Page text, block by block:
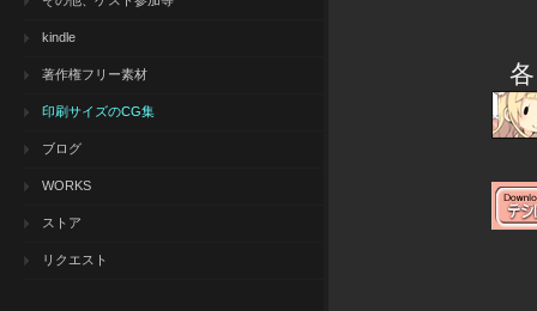
kindle
著作権フリー素材
印刷サイズのCG集
ブログ
WORKS
ストア
リクエスト